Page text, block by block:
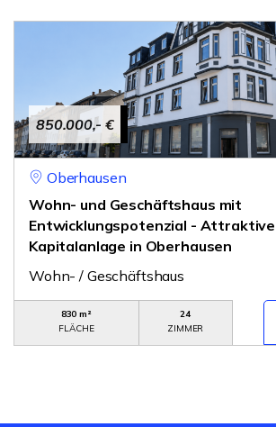
850.000,- €
Oberhausen
Wohn- und Geschäftshaus mit
Entwicklungspotenzial - Attraktive
Kapitalanlage in Oberhausen
Wohn- / Geschäftshaus
830 m²
FLÄCHE
24
ZIMMER